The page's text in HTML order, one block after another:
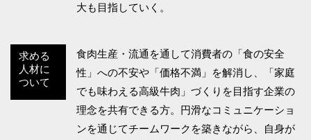
大も目指していく。
求める
人材に
ついて
食肉生産・流通を通して消費者の「食の安全
性」への不安や「価格不満」を解消し、「家庭
でも味わえる高級牛肉」づくりを目指す企業の
理念を共有できる方。円滑なコミュニケーショ
ンを通じてチームワークを築きながら、自身が